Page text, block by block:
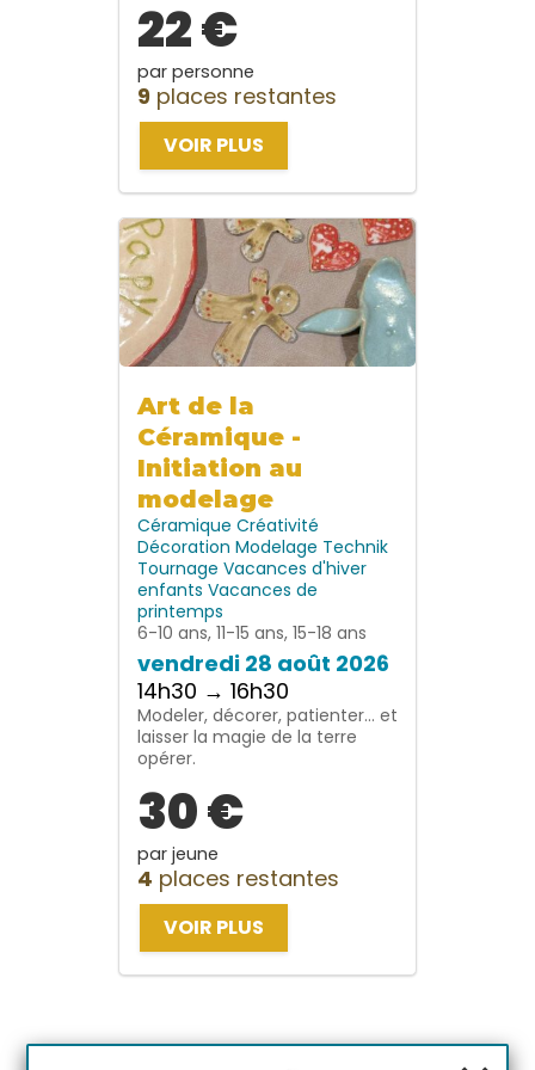
22 €
par personne
9 places restantes
VOIR PLUS
Art de la
Céramique -
Initiation au
modelage
Céramique Créativité
Décoration Modelage Technik
Tournage Vacances d'hiver
enfants Vacances de
printemps
6-10 ans, 11-15 ans, 15-18 ans
vendredi 28 août 2026
14h30 → 16h30
Modeler, décorer, patienter… et
laisser la magie de la terre
opérer.
30 €
par jeune
4 places restantes
VOIR PLUS